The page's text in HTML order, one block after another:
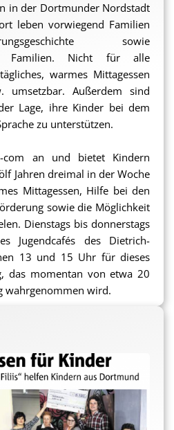
in der Dortmunder Nordstadt
leben vorwiegend Familien
sowie
Familien. Nicht für alle
warmes Mittagessen
umsetzbar. Außerdem sind
Lage, ihre Kinder bei dem
zu unterstützen.
com an und bietet Kindern
Jahren dreimal in der Woche
Mittagessen, Hilfe bei den
sowie die Möglichkeit
Dienstags bis donnerstags
Jugendcafés des Dietrich-
13 und 15 Uhr für dieses
das momentan von etwa 20
wahrgenommen wird.
durch Spendengelder trägt,
des Vereins auf ProFiliis
bereit erklärt, für die Dauer
16) die Kosten für jeweils
zu übernehmen. Für das
108 Termine geplant.